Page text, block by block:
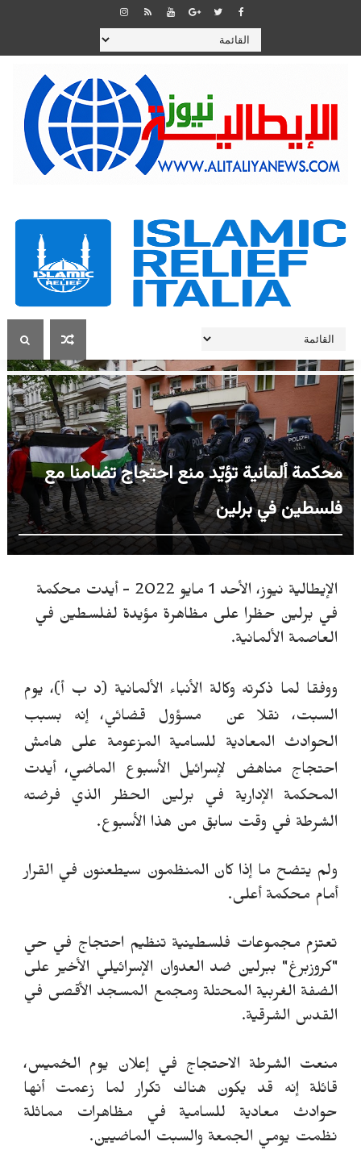
محكمة ألمانية تؤيّد منع احتجاج تضامنا مع
فلسطين في برلين
الإيطالية نيوز، الأحد 1 مايو 2022 -
أيدت محكمة
في برلين حظرا على مظاهرة مؤيدة لفلسطين في
العاصمة الألمانية.
ووفقا لما ذكرته وكالة الأنباء الألمانية (د ب أ)،يوم
السبت، نقلا عن مسؤول قضائي،إنه بسبب
الحوادث المعادية للسامية المزعومة على هامش
احتجاج مناهض لإسرائيل الأسبوع الماضي، أيدت
المحكمة الإدارية في برلين الحظر الذي فرضته
الشرطة في وقت سابق من هذا الأسبوع.
ولم يتضح ما إذا كان المنظمون سيطعنون في القرار
أمام محكمة أعلى.
تعتزم مجموعات فلسطينية تنظيم احتجاج في حي
"كروزبرغ" ببرلين ضد العدوان الإسرائيلي الأخير على
الضفة الغربية المحتلة ومجمع المسجد الأقصى في
القدس الشرقية.
منعت الشرطة الاحتجاج في إعلان يوم الخميس،
قائلة إنه قد يكون هناك تكرار لما زعمت أنها
حوادث معادية للسامية في مظاهرات مماثلة
نظمت يومي الجمعة والسبت الماضيين.